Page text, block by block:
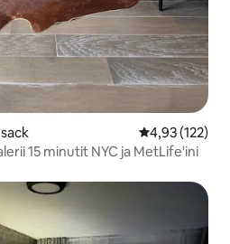
Keskmine
4,93 (122)
15 minutit NYC ja MetLife'ini